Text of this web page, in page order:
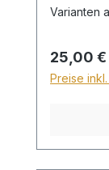
Höhe
kein
Varianten
25,00 €
Preise